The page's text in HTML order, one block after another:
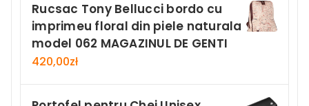
Rucsac Tony Bellucci bordo cu
imprimeu floral din piele naturala
model 062 MAGAZINUL DE GENTI
420,00zł